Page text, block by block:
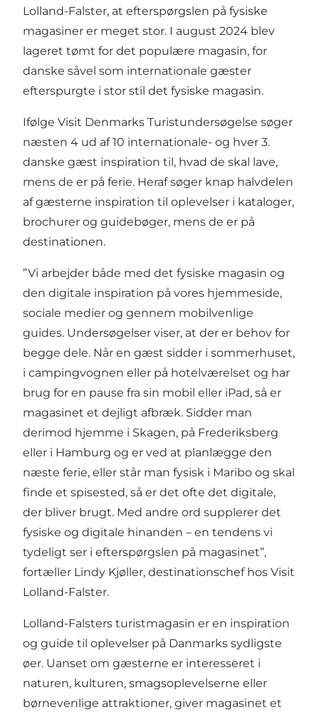
Lolland-Falster, at efterspørgslen på fysiske
magasiner er meget stor. I august 2024 blev
lageret tømt for det populære magasin, for
danske såvel som internationale gæster
efterspurgte i stor stil det fysiske magasin.
Ifølge Visit Denmarks Turistundersøgelse søger
næsten 4 ud af 10 internationale- og hver 3.
danske gæst inspiration til, hvad de skal lave,
mens de er på ferie. Heraf søger knap halvdelen
af gæsterne inspiration til oplevelser i kataloger,
brochurer og guidebøger, mens de er på
destinationen.
”Vi arbejder både med det fysiske magasin og
den digitale inspiration på vores hjemmeside,
sociale medier og gennem mobilvenlige
guides. Undersøgelser viser, at der er behov for
begge dele. Når en gæst sidder i sommerhuset,
i campingvognen eller på hotelværelset og har
brug for en pause fra sin mobil eller iPad, så er
magasinet et dejligt afbræk. Sidder man
derimod hjemme i Skagen, på Frederiksberg
eller i Hamburg og er ved at planlægge den
næste ferie, eller står man fysisk i Maribo og skal
finde et spisested, så er det ofte det digitale,
der bliver brugt. Med andre ord supplerer det
fysiske og digitale hinanden – en tendens vi
tydeligt ser i efterspørgslen på magasinet”,
fortæller Lindy Kjøller, destinationschef hos Visit
Lolland-Falster.
Lolland-Falsters turistmagasin er en inspiration
og guide til oplevelser på Danmarks sydligste
øer. Uanset om gæsterne er interesseret i
naturen, kulturen, smagsoplevelserne eller
børnevenlige attraktioner, giver magasinet et